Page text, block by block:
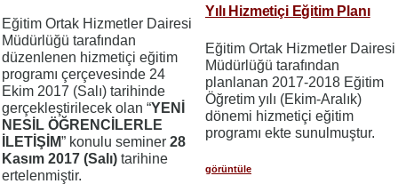
Eğitim Ortak Hizmetler Dairesi
Müdürlüğü tarafından
düzenlenen hizmetiçi eğitim
programı çerçevesinde 24
Ekim 2017 (Salı) tarihinde
gerçekleştirilecek olan “YENİ
NESİL ÖĞRENCİLERLE
İLETİŞİM” konulu seminer 28
Kasım 2017 (Salı) tarihine
ertelenmiştir.
Yılı Hizmetiçi Eğitim Planı
Eğitim Ortak Hizmetler Dairesi
Müdürlüğü tarafından
planlanan 2017-2018 Eğitim
Öğretim yılı (Ekim-Aralık)
dönemi hizmetiçi eğitim
programı ekte sunulmuştur.
görüntüle